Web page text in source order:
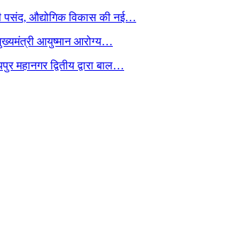
पसंद, औद्योगिक विकास की नई…
आयुष्मान आरोग्य…
महानगर द्वितीय द्वारा बाल…